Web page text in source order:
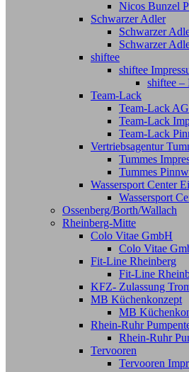
Nicos Bunzel
Schwarzer Adler
Schwarzer
Schwarzer
shiftee
shiftee
shiftee –
Team-Lack
Team-Lack
Team-Lack
Team-Lack
Vertriebsagentur
Tummes
Tummes
Wassersport Center
Wassersport
Ossenberg/Borth/Wallach
Rheinberg-Mitte
Colo Vitae GmbH
Colo Vitae
Fit-Line Rheinberg
Fit-Line
KFZ- Zulassung
MB Küchenkonzept
MB
Rhein-Ruhr
Rhein-Ruhr
Tervooren
Tervooren